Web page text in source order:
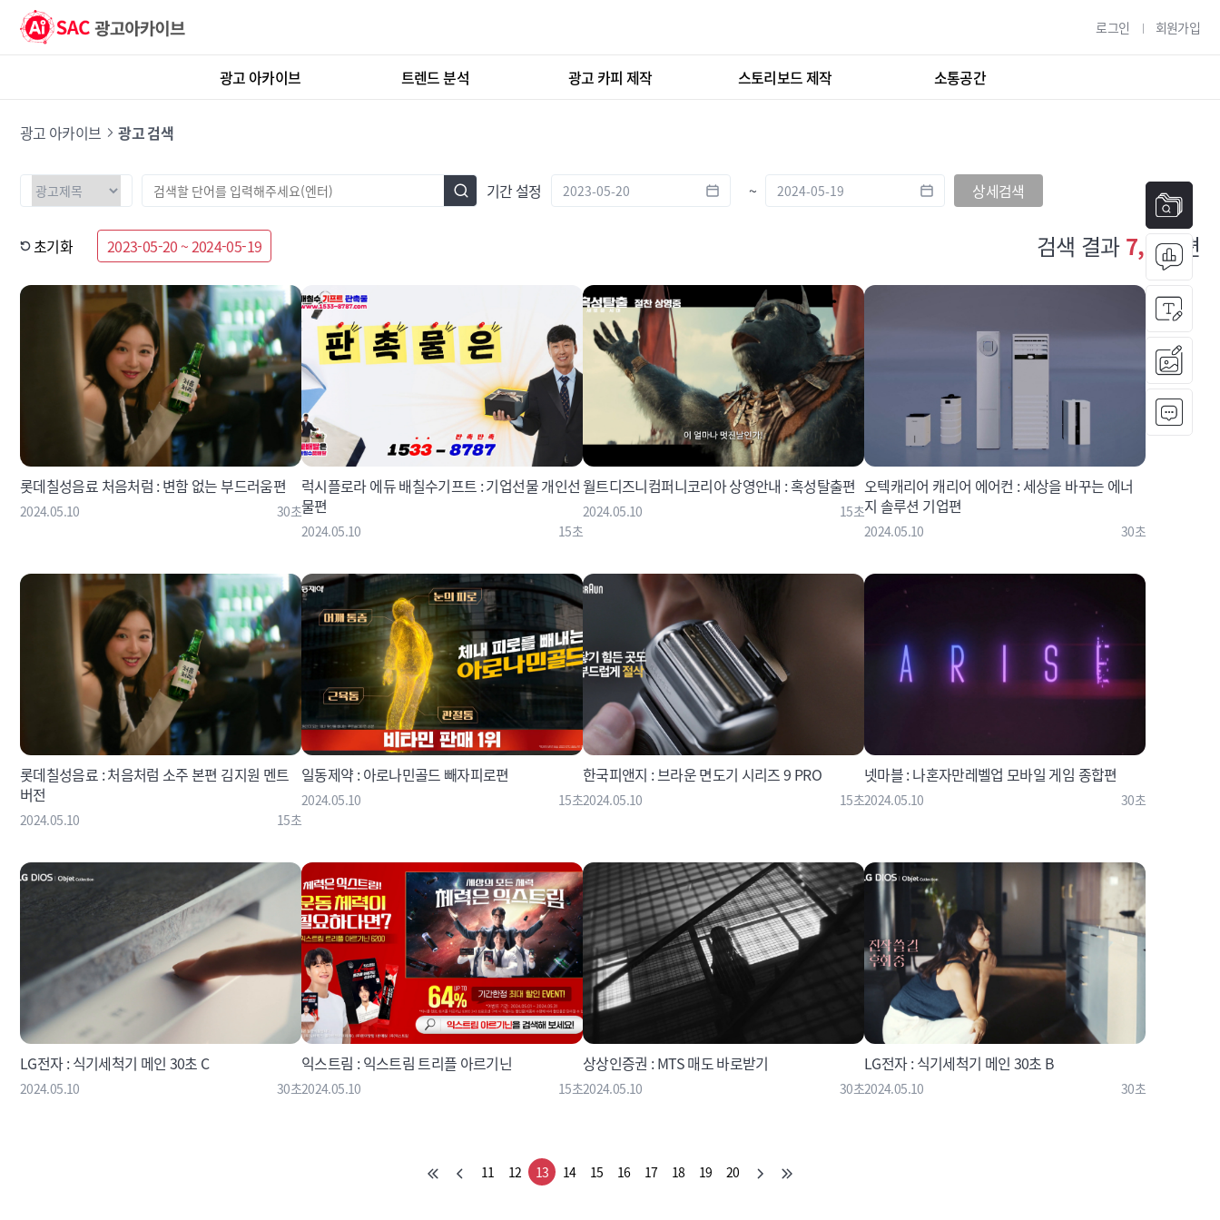
로그인 회원가입
광고 아카이브 트렌드 분석 광고 카피 제작 스토리보드 제작 소통공간
광고 아카이브 광고 검색
기간 설정 ~ 상세검색
초기화 2023-05-20 ~ 2024-05-19 검색 결과7,941편
롯데칠성음료 처음처럼 : 변함 없는 부드러움편
2024.05.10 30초
럭시플로라 에듀 배칠수기프트 : 기업선물 개인선
물편
2024.05.10 15초
월트디즈니컴퍼니코리아 상영안내 : 혹성탈출편
2024.05.10 15초
오텍캐리어 캐리어 에어컨 : 세상을 바꾸는 에너
지 솔루션 기업편
2024.05.10 30초
롯데칠성음료 : 처음처럼 소주 본편 김지원 멘트
버전
2024.05.10 15초
일동제약 : 아로나민골드 빼자피로편
2024.05.10 15초
한국피앤지 : 브라운 면도기 시리즈 9 PRO
2024.05.10 15초
넷마블 : 나혼자만레벨업 모바일 게임 종합편
2024.05.10 30초
LG전자 : 식기세척기 메인 30초 C
2024.05.10 30초
익스트림 : 익스트림 트리플 아르기닌
2024.05.10 15초
상상인증권 : MTS 매도 바로받기
2024.05.10 30초
LG전자 : 식기세척기 메인 30초 B
2024.05.10 30초
11 12 13 14 15 16 17 18 19 20